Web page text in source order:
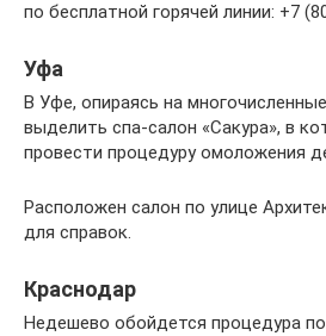
по бесплатной горячей линии: +7
Уфа
В Уфе, опираясь на
выделить спа-салон «Сакура», в
провести процедуру омоложения
Расположен салон по улице
для справок.
Краснодар
Недешево обойдется процедура